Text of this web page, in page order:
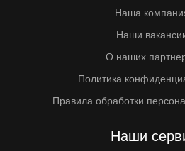
Наша
Наши
О наших
Политика
Правила обработки
Наши